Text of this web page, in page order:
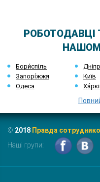
РОБОТОДАВЦІ
Бори́спіль
Запорі́жжя
Київ
Одеса
© 2018 Правда
Наші групи: